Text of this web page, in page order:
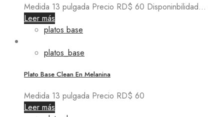
Medida 13 pulgada Precio RD$ 60 Disponinbilidad...
Leer más
platos base
platos_base
Plato Base Clean En Melanina
Medida 13 pulgada Precio RD$ 60
Leer más